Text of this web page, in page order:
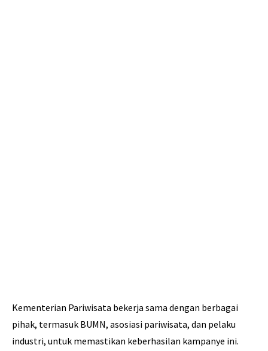
Kementerian Pariwisata bekerja sama dengan berbagai
pihak, termasuk BUMN, asosiasi pariwisata, dan pelaku
industri, untuk memastikan keberhasilan kampanye ini.